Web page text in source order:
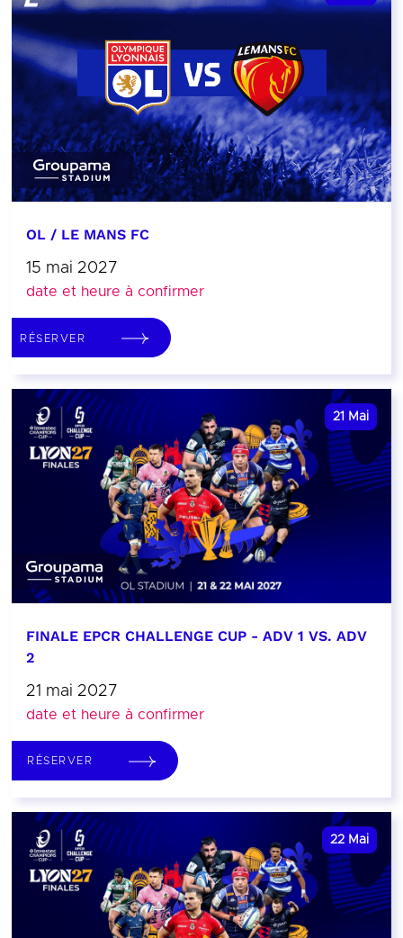
OL / LE MANS FC
15 mai 2027
date et heure à confirmer
RÉSERVER
21 Mai
FINALE EPCR CHALLENGE CUP - ADV 1 VS. ADV
2
21 mai 2027
date et heure à confirmer
RÉSERVER
22 Mai